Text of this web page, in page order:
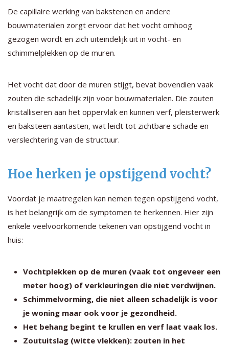
De capillaire werking van bakstenen en andere
bouwmaterialen zorgt ervoor dat het vocht omhoog
gezogen wordt en zich uiteindelijk uit in vocht- en
schimmelplekken op de muren.
Het vocht dat door de muren stijgt, bevat bovendien vaak
zouten die schadelijk zijn voor bouwmaterialen. Die zouten
kristalliseren aan het oppervlak en kunnen verf, pleisterwerk
en baksteen aantasten, wat leidt tot zichtbare schade en
verslechtering van de structuur.
Hoe herken je opstijgend vocht?
Voordat je maatregelen kan nemen tegen opstijgend vocht,
is het belangrijk om de symptomen te herkennen. Hier zijn
enkele veelvoorkomende tekenen van opstijgend vocht in
huis:
Vochtplekken op de muren (vaak tot ongeveer een
meter hoog) of verkleuringen die niet verdwijnen.
Schimmelvorming, die niet alleen schadelijk is voor
je woning maar ook voor je gezondheid.
Het behang begint te krullen en verf laat vaak los.
Zoutuitslag (witte vlekken): zouten in het